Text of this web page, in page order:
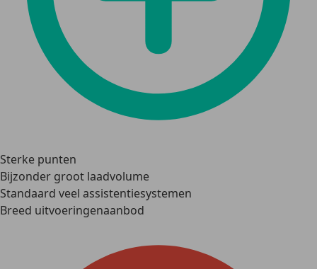
Sterke punten
Bijzonder groot laadvolume
Standaard veel assistentiesystemen
Breed uitvoeringenaanbod